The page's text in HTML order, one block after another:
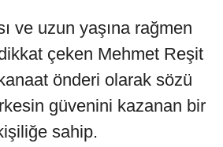
ve uzun yaşına rağmen
çeken Mehmet Reşit
önderi olarak sözü
güvenini kazanan bir
sahip.